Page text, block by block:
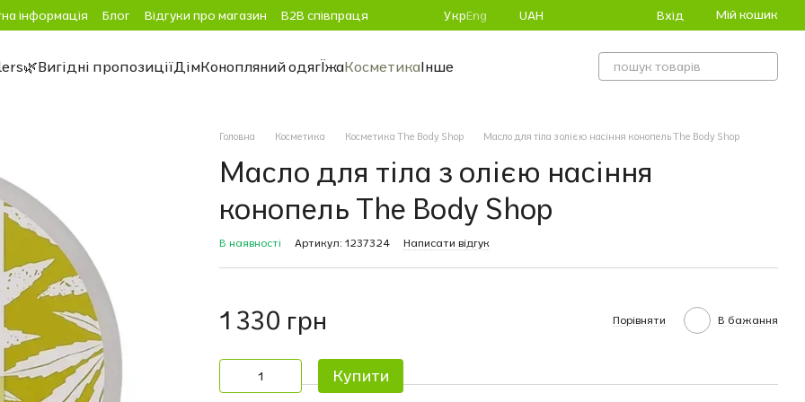
інформація Блог Відгуки про магазин B2B співпраця УкрEng UAH Вхід Мій кошик
🌿Вигідні пропозиціїДімКонопляний одягЇжаКосметикаІнше
Головна Косметика Косметика The Body Shop Масло для тіла з олією насіння конопель The Body Shop
Масло для тіла з олією насіння
конопель The Body Shop
В наявності Артикул: 1237324 Написати відгук
1 330 грн Порівняти В бажання
Купити